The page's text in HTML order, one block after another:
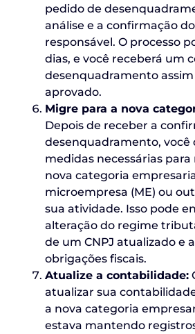
pedido de
análise e a confirmação
responsável. O processo
dias, e você receberá um
desenquadramento
aprovado.
Migre para a nova
Depois de receber a
desenquadramento, você
medidas necessárias
nova categoria
microempresa (ME) ou
sua atividade. Isso pode
alteração do regime
de um CNPJ atualizado e
obrigações fiscais.
Atualize a contabilidade:
atualizar sua
a nova categoria
estava mantendo